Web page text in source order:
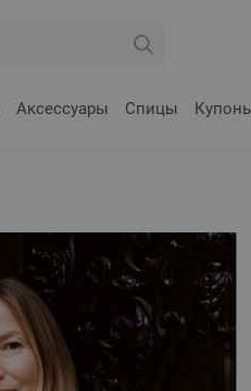
Аксессуары Спицы